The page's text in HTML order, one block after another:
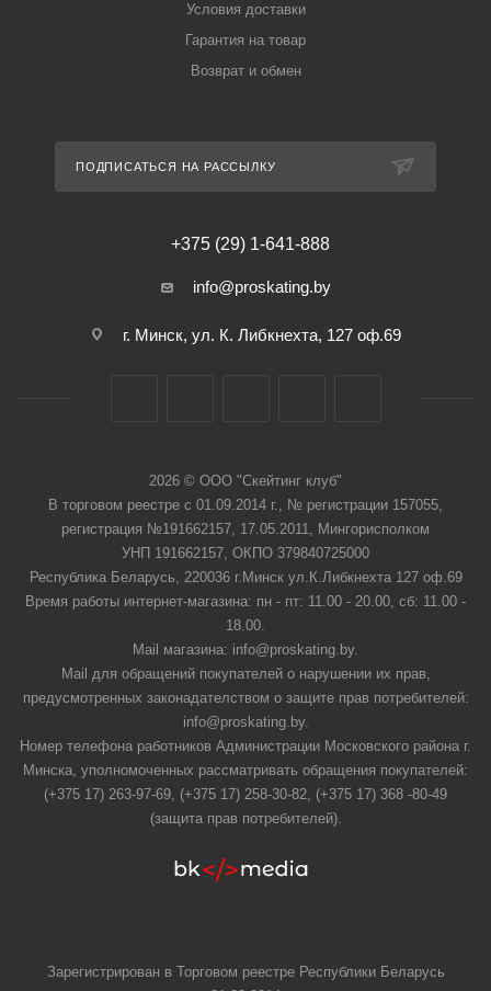
Условия доставки
Гарантия на товар
Возврат и обмен
ПОДПИСАТЬСЯ НА РАССЫЛКУ
+375 (29) 1-641-888
info@proskating.by
г. Минск, ул. К. Либкнехта, 127 оф.69
2026 © ООО "Скейтинг клуб"
В торговом реестре с 01.09.2014 г., № регистрации 157055,
регистрация №191662157, 17.05.2011, Мингорисполком
УНП 191662157, ОКПО 379840725000
Республика Беларусь, 220036 г.Минск ул.К.Либкнехта 127 оф.69
Время работы интернет-магазина: пн - пт: 11.00 - 20.00, сб: 11.00 -
18.00.
Mail магазина: info@proskating.by.
Mail для обращений покупателей о нарушении их прав,
предусмотренных законадателством о защите прав потребителей:
info@proskating.by.
Номер телефона работников Администрации Московского района г.
Минска, уполномоченных рассматривать обращения покупателей:
(+375 17) 263-97-69, (+375 17) 258-30-82, (+375 17) 368 -80-49
(защита прав потребителей).
Зарегистрирован в Торговом реестре Республики Беларусь